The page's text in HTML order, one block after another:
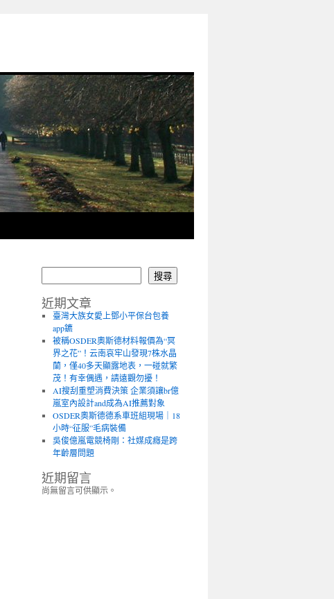
搜尋
近期文章
臺灣大族女愛上鄧小平保台包養
app鑣
被稱OSDER奧斯德材料報價為“冥
界之花”！云南哀牢山發現7株水晶
蘭，僅40多天顯露地表，一碰就繁
茂！有幸偶遇，請遠觀勿擾！
AI搜刮重塑消費決策 企業須讓br億
嵐室內設計and成為AI推薦對象
OSDER奧斯德德系車班組現場｜18
小時“征服”毛病裝備
吳俊億嵐電競椅剛：社媒成癮是跨
年齡層問題
近期留言
尚無留言可供顯示。